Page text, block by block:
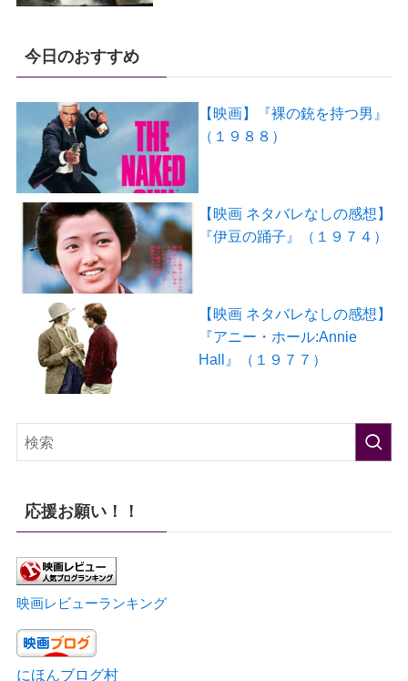
今日のおすすめ
【映画】『裸の銃を持つ男』
（１９８８）
【映画 ネタバレなしの感想】
『伊豆の踊子』（１９７４）
【映画 ネタバレなしの感想】
『アニー・ホール:Annie
Hall』（１９７７）
応援お願い！！
映画レビューランキング
にほんブログ村